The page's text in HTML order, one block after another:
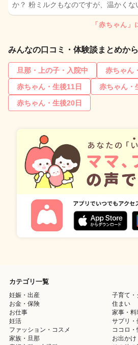
か？ 粉ミルクもなのですが、温かくな
「赤ちゃん
みんなの口コミ・体験談まとめか
旦那・上の子・入院中
赤ちゃん
赤ちゃん・生後11日
赤ちゃん・
赤ちゃん・生後20日
カテゴリ一覧
妊娠・出産
子育て・
お金・保険
住まい
お仕事
家事・料
妊活
サプリ・
ファッション・コスメ
ココロ・
家族・旦那
お出かけ